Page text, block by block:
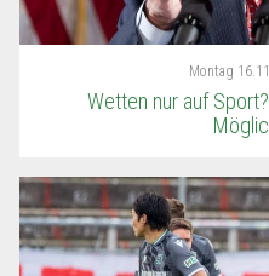
Montag
Wetten nur auf